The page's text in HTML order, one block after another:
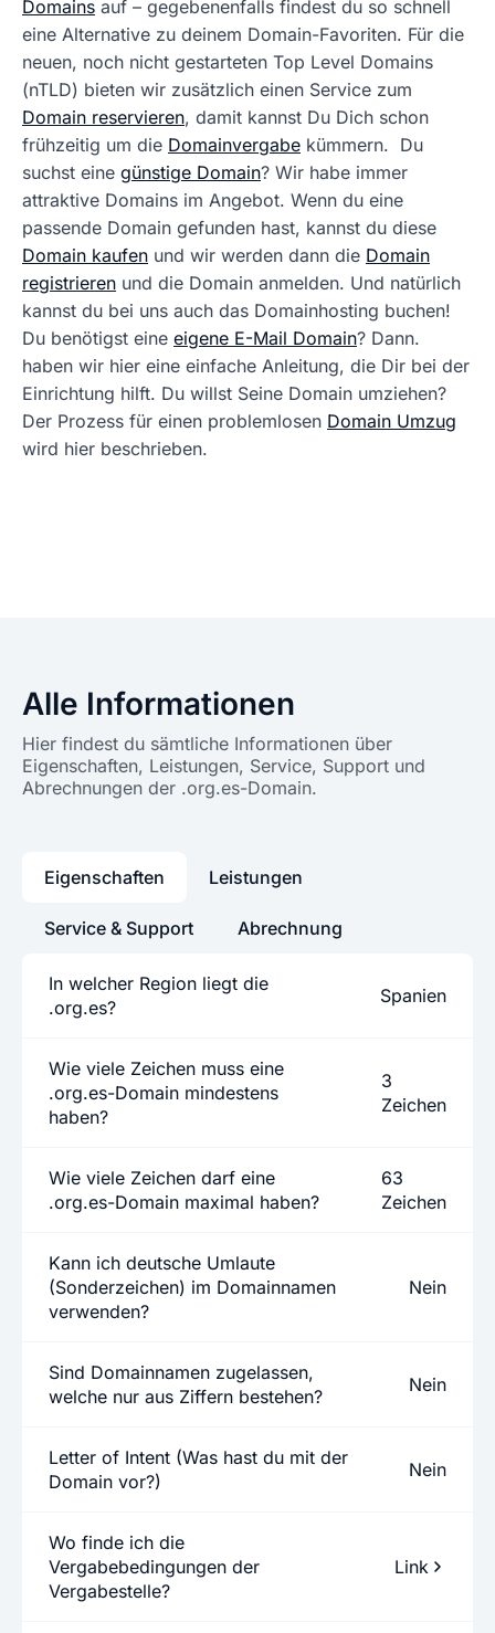
Domains auf – gegebenenfalls findest du so schnell
eine Alternative zu deinem Domain-Favoriten. Für die
neuen, noch nicht gestarteten Top Level Domains
(nTLD) bieten wir zusätzlich einen Service zum
Domain reservieren, damit kannst Du Dich schon
frühzeitig um die Domainvergabe kümmern. Du
suchst eine günstige Domain? Wir habe immer
attraktive Domains im Angebot. Wenn du eine
passende Domain gefunden hast, kannst du diese
Domain kaufen und wir werden dann die Domain
registrieren und die Domain anmelden. Und natürlich
kannst du bei uns auch das Domainhosting buchen!
Du benötigst eine eigene E-Mail Domain? Dann.
haben wir hier eine einfache Anleitung, die Dir bei der
Einrichtung hilft. Du willst Seine Domain umziehen?
Der Prozess für einen problemlosen Domain Umzug
wird hier beschrieben.
Alle Informationen
Hier findest du sämtliche Informationen über
Eigenschaften, Leistungen, Service, Support und
Abrechnungen der .org.es-Domain.
Eigenschaften
In welcher Region liegt die
.org.es?
Spanien
Wie viele Zeichen muss eine
.org.es-Domain mindestens
haben?
3
Zeichen
Wie viele Zeichen darf eine
.org.es-Domain maximal haben?
63
Zeichen
Kann ich deutsche Umlaute
(Sonderzeichen) im Domainnamen
verwenden?
Nein
Sind Domainnamen zugelassen,
welche nur aus Ziffern bestehen?
Nein
Letter of Intent (Was hast du mit der
Domain vor?)
Nein
Wo finde ich die
Vergabebedingungen der
Vergabestelle?
Link
Leistungen
Service & Support Abrechnung